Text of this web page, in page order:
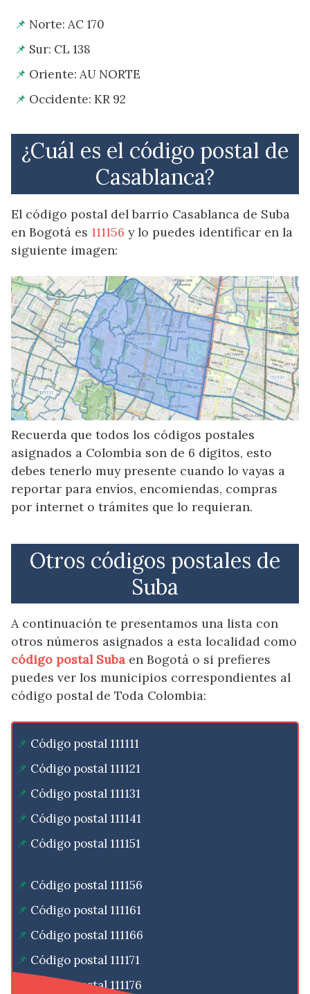
Norte: AC 170
Sur: CL 138
Oriente: AU NORTE
Occidente: KR 92
¿Cuál es el código postal de
Casablanca?
El código postal del barrio Casablanca de Suba
en Bogotá es 111156 y lo puedes identificar en la
siguiente imagen:
Recuerda que todos los códigos postales
asignados a Colombia son de 6 dígitos, esto
debes tenerlo muy presente cuando lo vayas a
reportar para envíos, encomiendas, compras
por internet o trámites que lo requieran.
Otros códigos postales de
Suba
A continuación te presentamos una lista con
otros números asignados a esta localidad como
código postal Suba en Bogotá o si prefieres
puedes ver los municipios correspondientes al
código postal de Toda Colombia:
Código postal 111111
Código postal 111121
Código postal 111131
Código postal 111141
Código postal 111151
Código postal 111156
Código postal 111161
Código postal 111166
Código postal 111171
Código postal 111176